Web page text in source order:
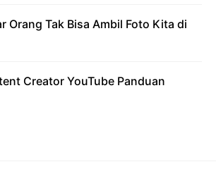
Orang Tak Bisa Ambil Foto Kita di
Creator YouTube Panduan